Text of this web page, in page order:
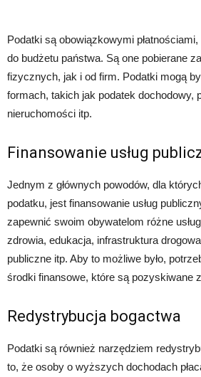
Podatki są obowiązkowymi
do budżetu państwa. Są one pobierane
fizycznych, jak i od firm. Podatki mogą
formach, takich jak podatek dochodowy,
nieruchomości itp.
Finansowanie usług
Jednym z głównych powodów, dla
podatku, jest finansowanie usług
zapewnić swoim obywatelom różne
zdrowia, edukacja, infrastruktura
publiczne itp. Aby to możliwe było,
środki finansowe, które są pozyskiwane
Redystrybucja bogactwa
Podatki są również narzędziem
to, że osoby o wyższych dochodach